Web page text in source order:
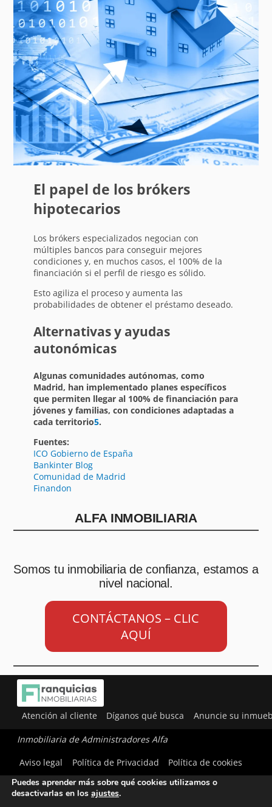
El papel de los brókers
hipotecarios
Los brókers especializados negocian con
múltiples bancos para conseguir mejores
condiciones y, en muchos casos, el 100% de la
financiación si el perfil de riesgo es sólido.
Esto agiliza el proceso y aumenta las
probabilidades de obtener el préstamo deseado.
Alternativas y ayudas
autonómicas
Algunas comunidades autónomas, como
Madrid, han implementado planes específicos
que permiten llegar al 100% de financiación para
jóvenes y familias, con condiciones adaptadas a
cada territorio5.
Fuentes:
ICO Gobierno de España
Bankinter Blog
Comunidad de Madrid
Finandon
ALFA INMOBILIARIA
Somos tu inmobiliaria de confianza, estamos a
nivel nacional.
CONTÁCTANOS – CLIC
AQUÍ
Atención al cliente Díganos qué busca Anuncie su
Inmobiliaria de Administradores Alfa
Aviso legal
Política de Privacidad Política de cookies
Utilizamos cookies para ofrecerte la mejor experiencia en
nuestra web.
Puedes aprender más sobre qué cookies utilizamos o
desactivarlas en los ajustes.